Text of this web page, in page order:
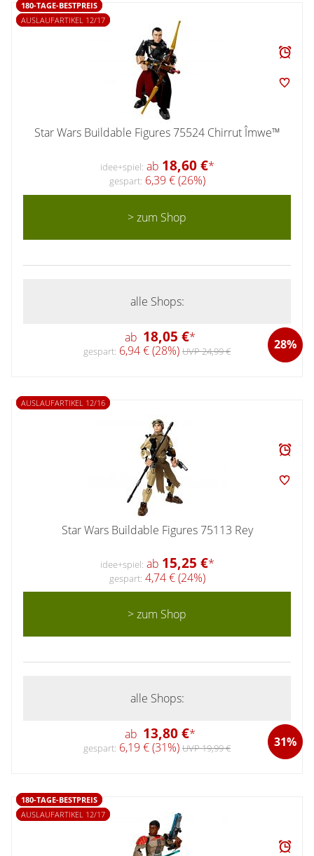
180-TAGE-BESTPREIS
AUSLAUFARTIKEL 12/17
Star Wars Buildable Figures 75524 Chirrut Îmwe™
idee+spiel: ab 18,60 €*
gespart: 6,39 € (26%)
> zum Shop
alle Shops:
ab 18,05 €* 28%
gespart: 6,94 € (28%) UVP 24,99 €
AUSLAUFARTIKEL 12/16
Star Wars Buildable Figures 75113 Rey
idee+spiel: ab 15,25 €*
gespart: 4,74 € (24%)
> zum Shop
alle Shops:
ab 13,80 €* 31%
gespart: 6,19 € (31%) UVP 19,99 €
180-TAGE-BESTPREIS
AUSLAUFARTIKEL 12/17